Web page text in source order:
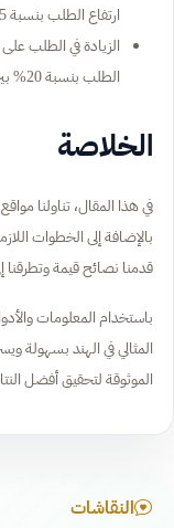
ارتفاع الطلب بنسبة 15% سنوياً.
الزيادة في الطلب
الطلب بنسبة 20% بين الشباب في السنوات الأخيرة.
الخلاصة
في هذا المقال، تناولنا
بالإضافة إلى الخطوات
قدمنا نصائح قيمة وتطرقنا
باستخدام المعلومات
المثالي في الهند بسهولة
الموثوقة لتحقيق أفضل
النقاشات